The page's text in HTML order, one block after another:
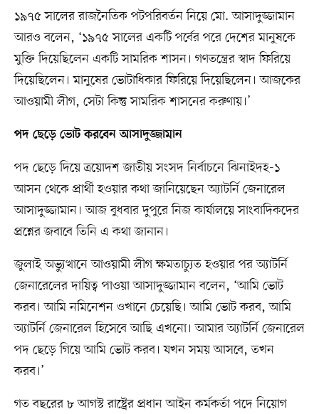
১৯৭৫ সালের রাজনৈতিক পটপরিবর্তন নিয়ে মো. আসাদুজ্জামান
আরও বলেন, ‘১৯৭৫ সালের একটি পর্বের পরে দেশের মানুষকে
মুক্তি দিয়েছিলেন একটি সামরিক শাসন। গণতন্ত্রের স্বাদ ফিরিয়ে
দিয়েছিলেন। মানুষের ভোটাধিকার ফিরিয়ে দিয়েছিলেন। আজকের
আওয়ামী লীগ, সেটা কিন্তু সামরিক শাসনের করুণায়।’
পদ ছেড়ে ভোট করবেন আসাদুজ্জামান
পদ ছেড়ে দিয়ে ত্রয়োদশ জাতীয় সংসদ নির্বাচনে ঝিনাইদহ-১
আসন থেকে প্রার্থী হওয়ার কথা জানিয়েছেন অ্যাটর্নি জেনারেল
আসাদুজ্জামান। আজ বুধবার দুপুরে নিজ কার্যালয়ে সাংবাদিকদের
প্রশ্নের জবাবে তিনি এ কথা জানান।
জুলাই অভ্যুত্থানে আওয়ামী লীগ ক্ষমতাচ্যুত হওয়ার পর অ্যাটর্নি
জেনারেলের দায়িত্ব পাওয়া আসাদুজ্জামান বলেন, ‘আমি ভোট
করব। আমি নমিনেশন ওখানে চেয়েছি। আমি ভোট করব, আমি
অ্যাটর্নি জেনারেল হিসেবে আছি এখনো। আমার অ্যাটর্নি জেনারেল
পদ ছেড়ে গিয়ে আমি ভোট করব। যখন সময় আসবে, তখন
করব।’
গত বছরের ৮ আগস্ট রাষ্ট্রের প্রধান আইন কর্মকর্তা পদে নিয়োগ